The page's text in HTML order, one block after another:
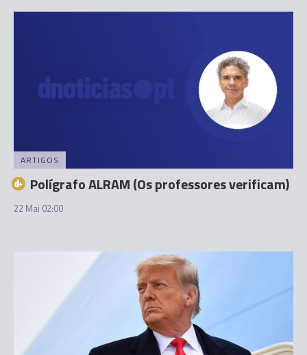
ARTIGOS
Polígrafo ALRAM (Os professores verificam)
22 Mai 02:00